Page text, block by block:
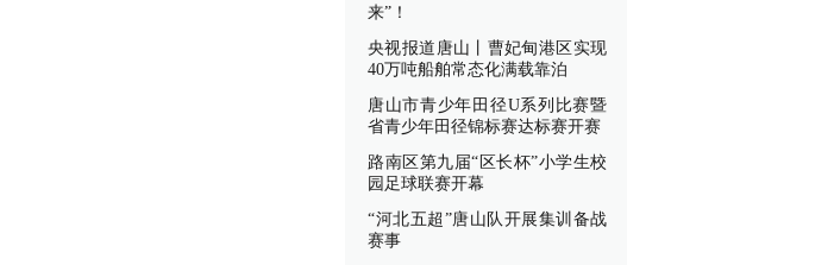
来”！
央视报道唐山丨曹妃甸港区实现
40万吨船舶常态化满载靠泊
唐山市青少年田径U系列比赛暨
省青少年田径锦标赛达标赛开赛
路南区第九届“区长杯”小学生校
园足球联赛开幕
“河北五超”唐山队开展集训备战
赛事